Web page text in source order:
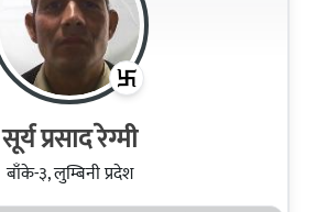
सूर्य प्रसाद रेग्मी
बाँके-३, लुम्बिनी प्रदेश